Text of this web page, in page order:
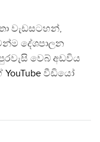
වැඩසටහන්,
දේශපාලන
වෙබ් අඩවිය
YouTube වීඩියෝ